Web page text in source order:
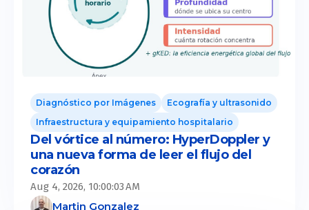
Diagnóstico por Imágenes
Ecografía y ultrasonido
Infraestructura y equipamiento hospitalario
Del vórtice al número: HyperDoppler y
una nueva forma de leer el flujo del
corazón
Aug 4, 2026, 10:00:03 AM
Martin Gonzalez